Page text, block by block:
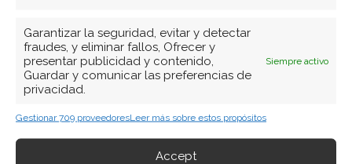
Garantizar la seguridad, evitar y detectar
fraudes, y eliminar fallos, Ofrecer y
presentar publicidad y contenido,
Guardar y comunicar las preferencias de
privacidad.
Siempre activo
Gestionar 709 proveedoresLeer más sobre estos propósitos
Accept
exactamente qué hacer.
Strategy: ¿Comprar o vender? ¡Lee más aquí!
Strategy